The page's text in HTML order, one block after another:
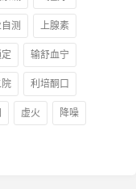
测 上腺素
输舒血宁
院 利培酮口
虚火 降噪